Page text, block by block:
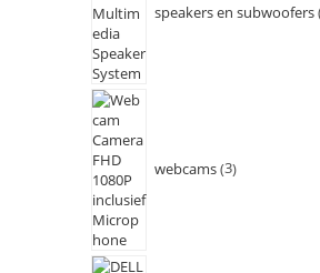
speakers en subwoofers
webcams 3